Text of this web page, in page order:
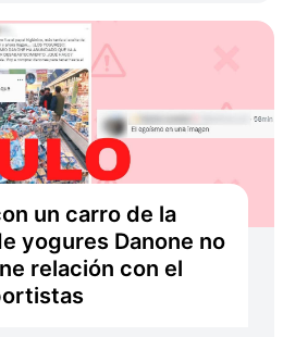
un carro de la
yogures Danone no
relación con el